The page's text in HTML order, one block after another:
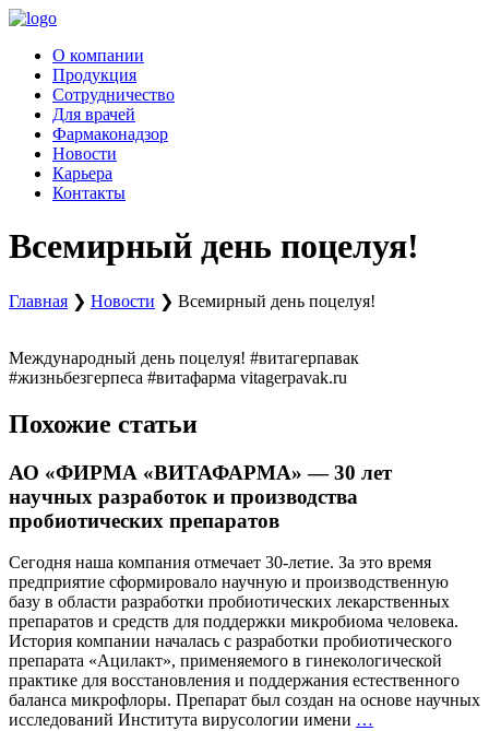
Перейти
содержимому
О компании
Продукция
Сотрудничество
Для врачей
Фармаконадзор
Новости
Карьера
Контакты
Всемирный день поцелуя!
Главная ❯ Новости ❯ Всемирный день поцелуя!
Международный день поцелуя! #витагерпавак
#жизньбезгерпеса #витафарма vitagerpavak.ru
Похожие статьи
АО «ФИРМА «ВИТАФАРМА» — 30 лет
научных разработок и производства
пробиотических препаратов
Сегодня наша компания отмечает 30-летие. За это время
предприятие сформировало научную и производственную
базу в области разработки пробиотических лекарственных
препаратов и средств для поддержки микробиома человека.
История компании началась с разработки пробиотического
препарата «Ацилакт», применяемого в гинекологической
практике для восстановления и поддержания естественного
баланса микрофлоры. Препарат был создан на основе научных
исследований Института вирусологии имени …